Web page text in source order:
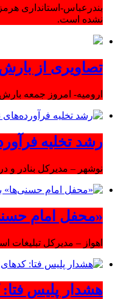
بندرعباس-استانداری
نشده است.
تصاویری از
ارومیه- امروز جمعه
رشد تخلیه
نوشهر – مدیرکل بنادر و
«محفل امام
اهواز – مدیرکل
هشدار پلیس فتا: